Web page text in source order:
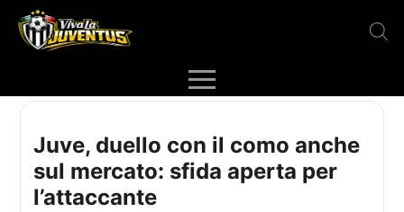
Juve, duello con il como anche
sul mercato: sfida aperta per
l’attaccante